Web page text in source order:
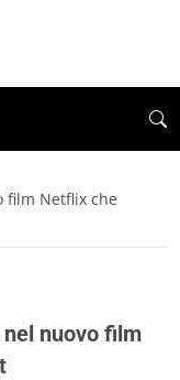
film Netflix che
nuovo film